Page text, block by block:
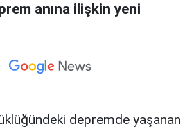
anına ilişkin yeni
depremde yaşanan